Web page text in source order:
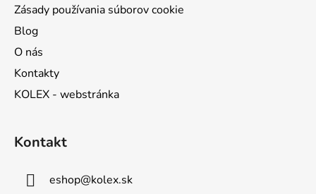
Zásady používania súborov cookie
Blog
O nás
Kontakty
KOLEX - webstránka
Kontakt
eshop@kolex.sk